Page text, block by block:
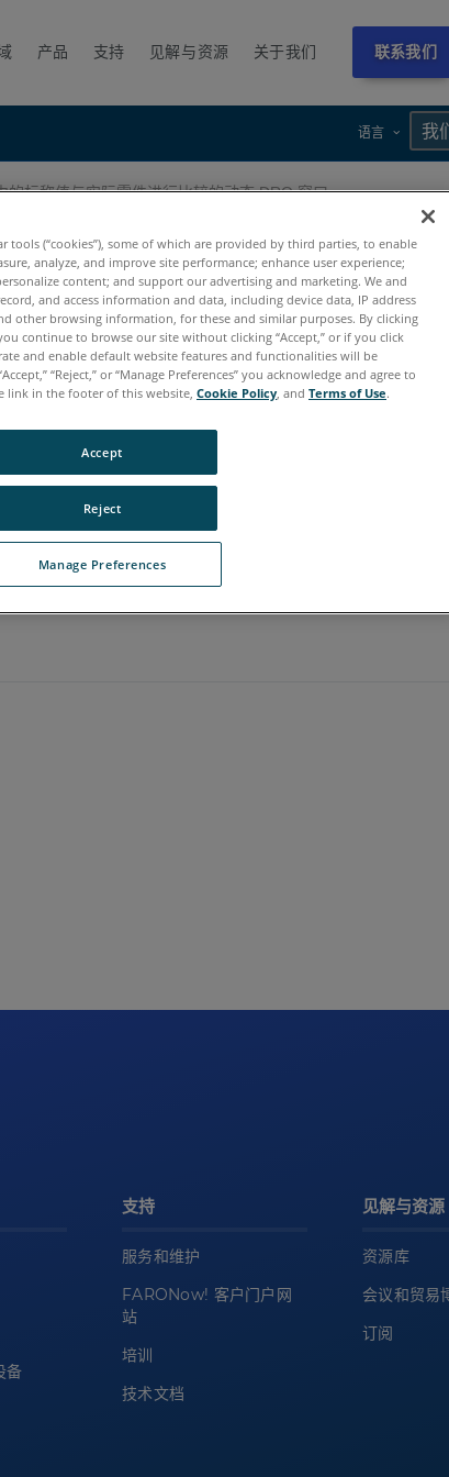
产品 支持 见解与资源 关于我们 联系我们
语言
标称值与实际零件进行比较的动态 DRO 窗口
行比较的动态 DRO 窗口
备
支持
服务和维护
FARONow! 客户门户网
站
培训
技术文档
见解与资源
资源库
会议和贸易
订阅
tools (“cookies”), some of which are provided by third parties, to enable
analyze, and improve site performance; enhance user experience;
content; and support our advertising and marketing. We and
and access information and data, including device data, IP address
other browsing information, for these and similar purposes. By clicking
continue to browse our site without clicking “Accept,” or if you click
and enable default website features and functionalities will be
“Reject,” or “Manage Preferences” you acknowledge and agree to
link in the footer of this website, Cookie Policy, and Terms of Use.
Manage Preferences
Reject
Accept